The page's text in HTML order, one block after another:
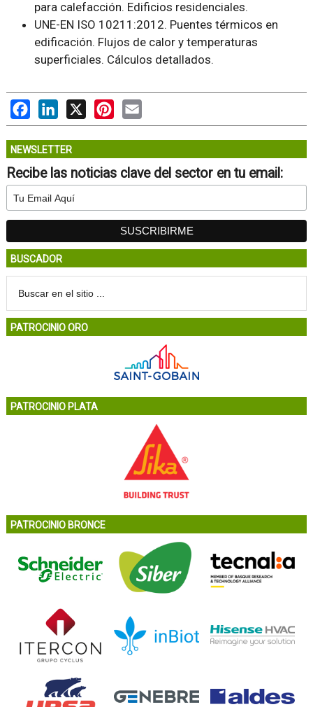
para calefacción. Edificios residenciales.
UNE-EN ISO 10211:2012. Puentes térmicos en
edificación. Flujos de calor y temperaturas
superficiales. Cálculos detallados.
FacebookLinkedIn
X PinterestEmail
NEWSLETTER
Recibe las noticias clave del sector en tu email:
BUSCADOR
PATROCINIO ORO
PATROCINIO PLATA
PATROCINIO BRONCE